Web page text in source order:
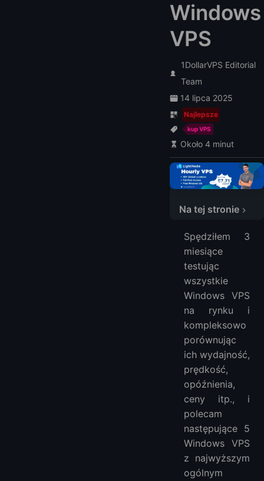
Windows
VPS
1DollarVPS Editorial
Team
14 lipca 2025
Najlepsze
kup VPS
Około 4 minut
Na tej stronie
Najlepsze Przystępne Windows VPS
FAQ
Więcej VPS
Spędziłem 3
miesiące
testując
wszystkie
Windows VPS
na rynku i
kompleksowo
porównując
ich wydajność,
prędkość,
opóźnienia,
ceny itp., i
polecam
następujące 5
Windows VPS
z najwyższym
ogólnym